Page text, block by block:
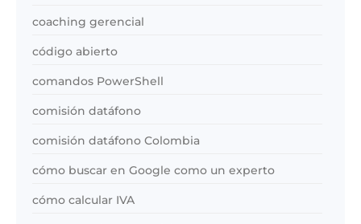
coaching gerencial
código abierto
comandos PowerShell
comisión datáfono
comisión datáfono Colombia
cómo buscar en Google como un experto
cómo calcular IVA